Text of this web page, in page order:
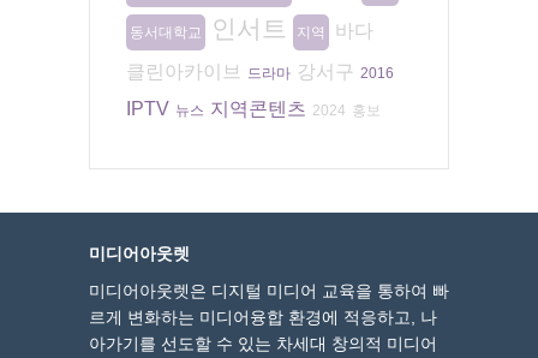
동서대학교 인서트 지역
바다
클린아카이브
드라마 강서구 2016
IPTV 뉴스 지역콘텐츠 2024 홍보
미디어아웃렛
미디어아웃렛은 디지털 미디어 교육을 통하여 빠
르게 변화하는 미디어융합 환경에 적응하고, 나
아가기를 선도할 수 있는 차세대 창의적 미디어